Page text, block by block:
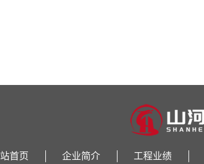
首页 企业简介 工程业绩